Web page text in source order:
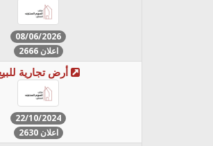
08/06/2026
اعلان 2666
22/10/2024
اعلان 2630